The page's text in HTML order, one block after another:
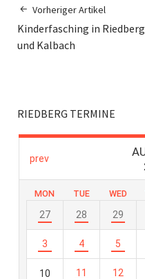
Vorheriger Artikel
Kinderfasching in Riedberg
und Kalbach
RIEDBERG TERMINE